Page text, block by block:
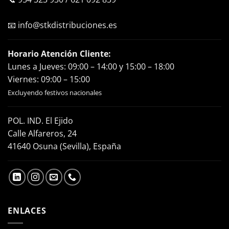
📧 info@stkdistribuciones.es
Horario Atención Cliente:
Lunes a Jueves: 09:00 – 14:00 y 15:00 – 18:00
Viernes: 09:00 – 15:00
Excluyendo festivos nacionales
POL. IND. El Ejido
Calle Alfareros, 24
41640 Osuna (Sevilla), España
ENLACES